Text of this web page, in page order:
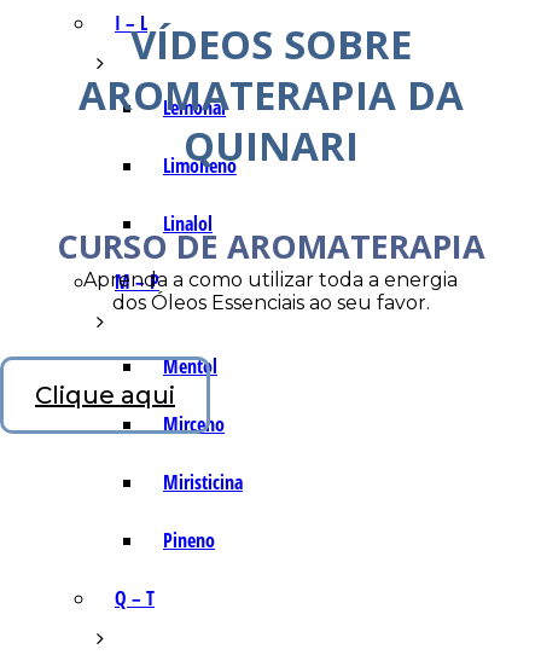
I – L
Lemonal
Limoneno
Linalol
M – P
Mentol
Mirceno
Miristicina
Pineno
Q – T
VÍDEOS SOBRE
AROMATERAPIA DA
QUINARI
CURSO DE AROMATERAPIA
Aprenda a como utilizar toda a energia
dos Óleos Essenciais ao seu favor.
Clique aqui